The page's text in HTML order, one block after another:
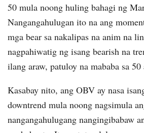
50 mula noong huling bahagi ng
Nangangahulugan ito na ang
mga bear sa nakalipas na anim na
nagpahiwatig ng isang bearish na
ilang araw, patuloy na mababa sa 50
Kasabay nito, ang OBV ay nasa
downtrend mula noong nagsimula
nangangahulugang nangingibabaw